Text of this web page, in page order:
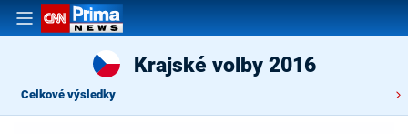
Krajské volby 2016
Celkové výsledky